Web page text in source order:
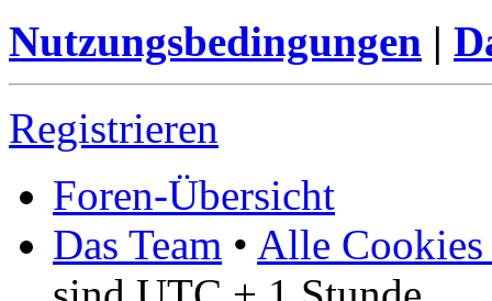
Nutzungsbedingungen |
Registrieren
Foren-Übersicht
Das Team • Alle Cookies